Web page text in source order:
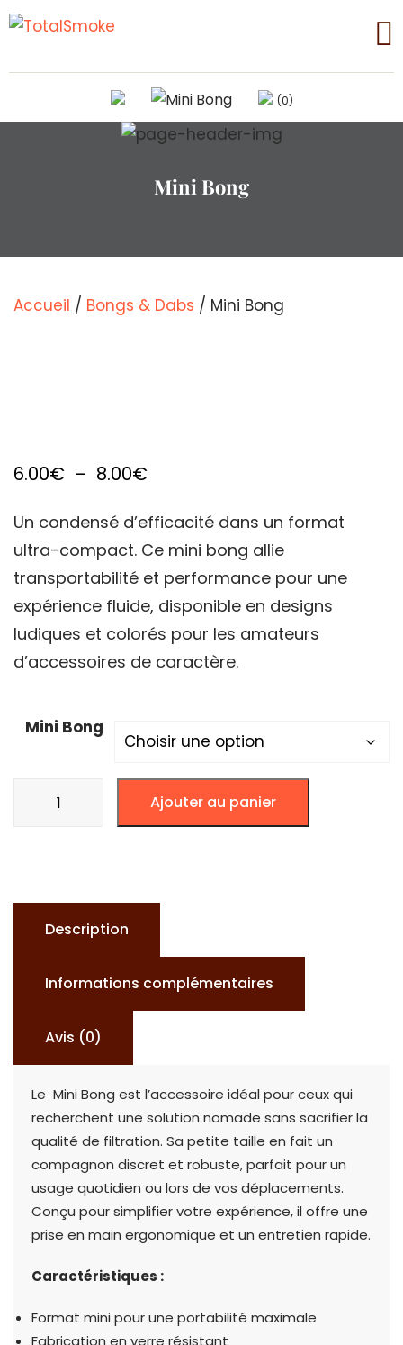
(0)
Mini Bong
Accueil / Bongs & Dabs / Mini Bong
6.00€ – 8.00€Plage
prix :
6.00€
à
8.00€
Un condensé d’efficacité dans un format
ultra-compact. Ce mini bong allie
transportabilité et performance pour une
expérience fluide, disponible en designs
ludiques et colorés pour les amateurs
d’accessoires de caractère.
Mini Bong
Ajouter au panier
Description
Informations complémentaires
Avis (0)
Le Mini Bong est l’accessoire idéal pour ceux qui
recherchent une solution nomade sans sacrifier la
qualité de filtration. Sa petite taille en fait un
compagnon discret et robuste, parfait pour un
usage quotidien ou lors de vos déplacements.
Conçu pour simplifier votre expérience, il offre une
prise en main ergonomique et un entretien rapide.
Caractéristiques :
Format mini pour une portabilité maximale